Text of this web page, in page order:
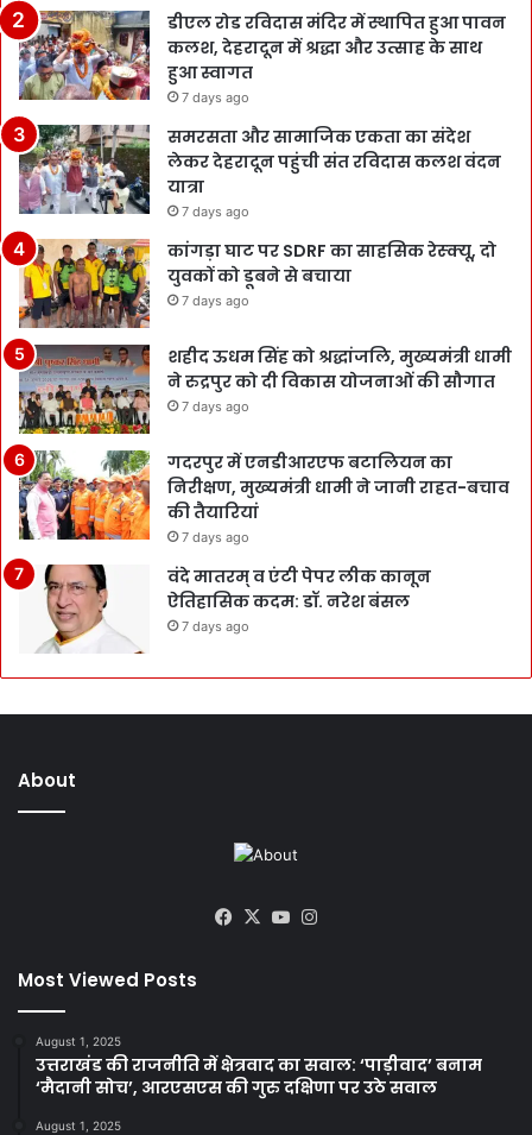
डीएल रोड रविदास मंदिर में स्थापित हुआ पावन
कलश, देहरादून में श्रद्धा और उत्साह के साथ
हुआ स्वागत
7 days ago
समरसता और सामाजिक एकता का संदेश
लेकर देहरादून पहुंची संत रविदास कलश वंदन
यात्रा
7 days ago
कांगड़ा घाट पर SDRF का साहसिक रेस्क्यू, दो
युवकों को डूबने से बचाया
7 days ago
शहीद ऊधम सिंह को श्रद्धांजलि, मुख्यमंत्री धामी
ने रुद्रपुर को दी विकास योजनाओं की सौगात
7 days ago
गदरपुर में एनडीआरएफ बटालियन का
निरीक्षण, मुख्यमंत्री धामी ने जानी राहत-बचाव
की तैयारियां
7 days ago
वंदे मातरम् व एंटी पेपर लीक कानून
ऐतिहासिक कदम: डॉ. नरेश बंसल
7 days ago
About
Facebook
X YouTube
Most Viewed Posts
August 1, 2025
उत्तराखंड की राजनीति में क्षेत्रवाद का सवाल: ‘पाड़ीवाद’ बनाम
‘मैदानी सोच’, आरएसएस की गुरु दक्षिणा पर उठे सवाल
August 1, 2025